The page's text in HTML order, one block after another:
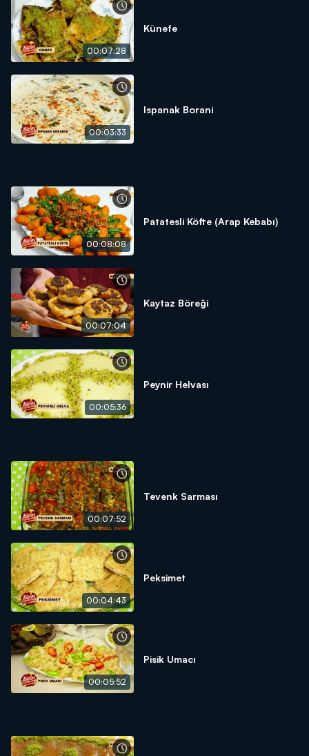
00:07:28
Künefe
00:03:33
Ispanak Borani
00:08:08
Patatesli Köfte (Arap Kebabı)
00:07:04
Kaytaz Böreği
00:05:36
Peynir Helvası
00:07:52
Tevenk Sarması
00:04:43
Peksimet
00:05:52
Pisik Umacı